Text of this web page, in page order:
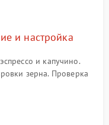
и настройка
и капучино.
зерна. Проверка
напитка и
посторонних